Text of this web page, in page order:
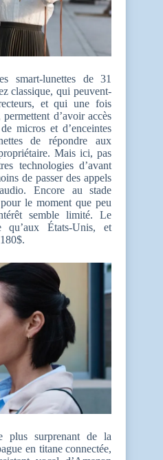
smart-lunettes de 31
classique, qui peuvent-
et qui une fois
d’avoir accès
micros et d’enceintes
de répondre aux
Mais ici, pas
technologies d’avant
de passer des appels
Encore au stade
le moment que peu
semble limité. Le
qu’aux États-Unis, et
plus surprenant de la
en titane connectée,